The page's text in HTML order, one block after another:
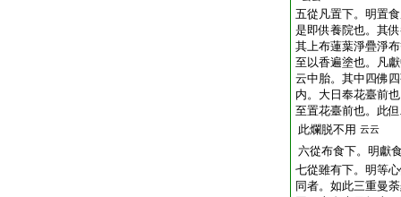
五從凡置下。明置
是即供養院也。其
其上布蓮葉淨疊淨
至以香遍塗也。凡
云中胎。其中四佛
内。大日奉花臺前
至置花臺前也。此
此爛脱不用 云云
六從布食下。明獻
七從雖有下。明等
同者。如此三重曼